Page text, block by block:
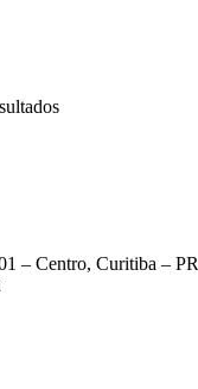
– Centro, Curitiba – PR